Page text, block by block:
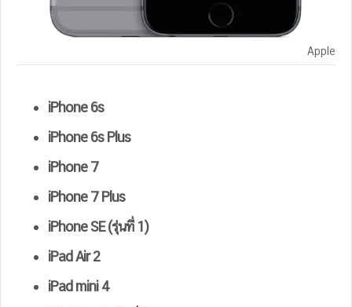
Apple
iPhone 6s
iPhone 6s Plus
iPhone 7
iPhone 7 Plus
iPhone SE (รุ่นที่ 1)
iPad Air 2
iPad mini 4